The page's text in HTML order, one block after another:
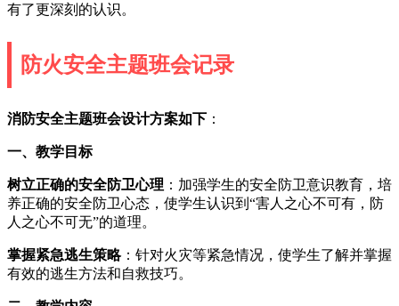
有了更深刻的认识。
防火安全主题班会记录
消防安全主题班会设计方案如下 ：
一、教学目标
树立正确的安全防卫心理 ：加强学生的安全防卫意识教育，培
养正确的安全防卫心态，使学生认识到“害人之心不可有，防
人之心不可无”的道理。
掌握紧急逃生策略：针对火灾等紧急情况，使学生了解并掌握
有效的逃生方法和自救技巧。